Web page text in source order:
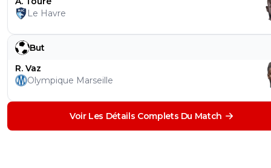
Le Havre
But
R. Vaz
Olympique Marseille
Voir Les Détails Complets Du Match